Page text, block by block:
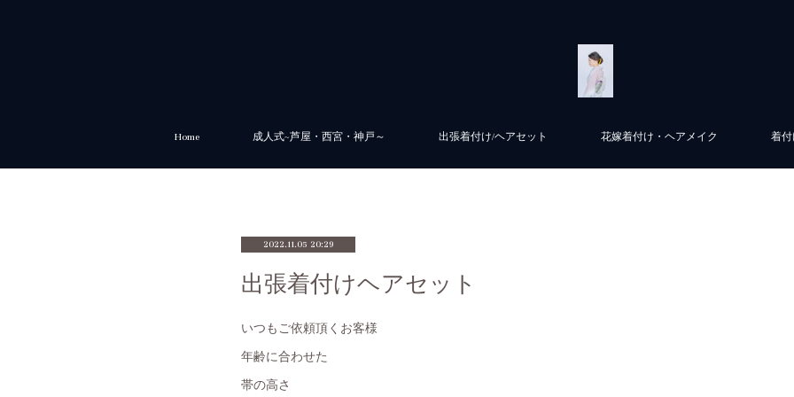
Home 成人式~芦屋・西宮・神戸～ 出張着付け/ヘアセット 花嫁着付け・ヘアメイク 着
2022.11.05 20:29
出張着付けヘアセット
いつもご依頼頂くお客様
年齢に合わせた
帯の高さ